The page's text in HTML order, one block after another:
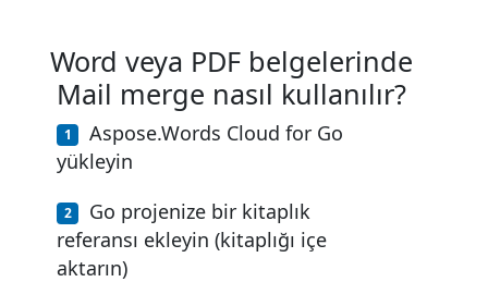
Word veya PDF belgelerinde
Mail merge nasıl kullanılır?
Aspose.Words Cloud for Go
yükleyin
Go projenize bir kitaplık
referansı ekleyin (kitaplığı içe
aktarın)